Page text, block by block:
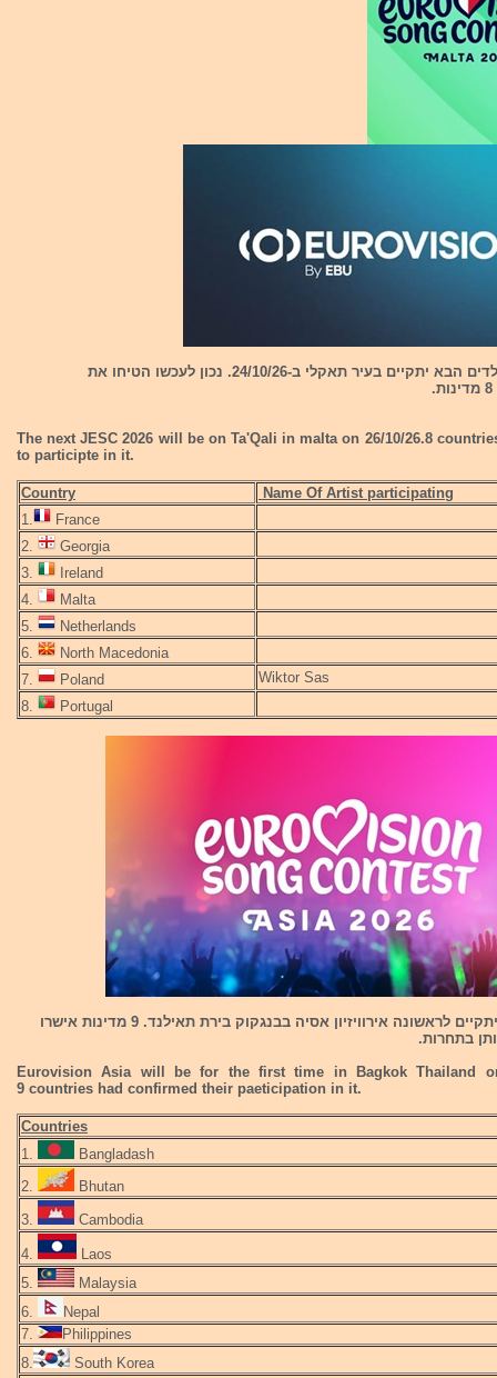
אירוויזיון הילדים הבא יתקיים בעיר תאקלי ב-24/10/26. נכון לעכשו הטיחו את
The next JESC 2026 will be on Ta'Qali in malta on 26/10/26.8
to participte in it.
Country
Name Of Artist participating
1.
France
2.
Georgia
3.
Ireland
4.
Malta
5.
Netherlands
6.
North Macedonia
7.
Poland
Wiktor Sas
8.
Portugal
ב-14/11/26 יתקיים לראשונה אירוויזיון אסיה בבנגקוק בירת תאילנד. 9 מדינות אישרו
בתחרות.
Eurovision Asia will be for the first time in Bagkok Thailand
9 countries had confirmed their paeticipation in it.
Countries
1.
Bangladash
2.
Bhutan
3.
Cambodia
4.
Laos
5.
Malaysia
6.
Nepal
7.
Philippines
8.
South Korea